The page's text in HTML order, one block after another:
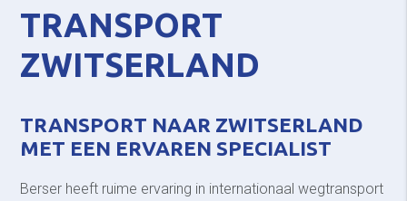
TRANSPORT
ZWITSERLAND
TRANSPORT NAAR ZWITSERLAND
MET EEN ERVAREN SPECIALIST
Berser heeft ruime ervaring in internationaal wegtransport